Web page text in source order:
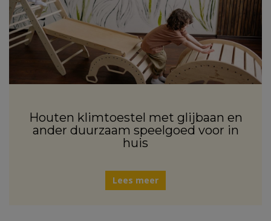
Houten klimtoestel met glijbaan en
ander duurzaam speelgoed voor in
huis
Lees meer